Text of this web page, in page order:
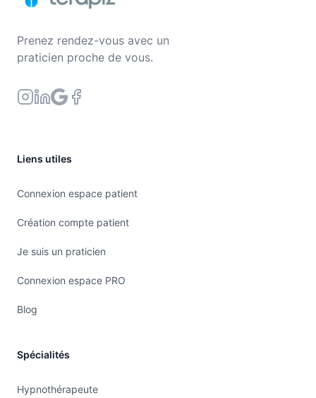
Prenez rendez-vous avec un
praticien proche de vous.
Liens utiles
Connexion espace patient
Création compte patient
Je suis un praticien
Connexion espace PRO
Blog
Spécialités
Hypnothérapeute